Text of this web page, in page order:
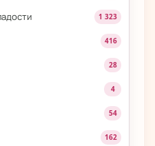
1 323
416
28
4
54
162